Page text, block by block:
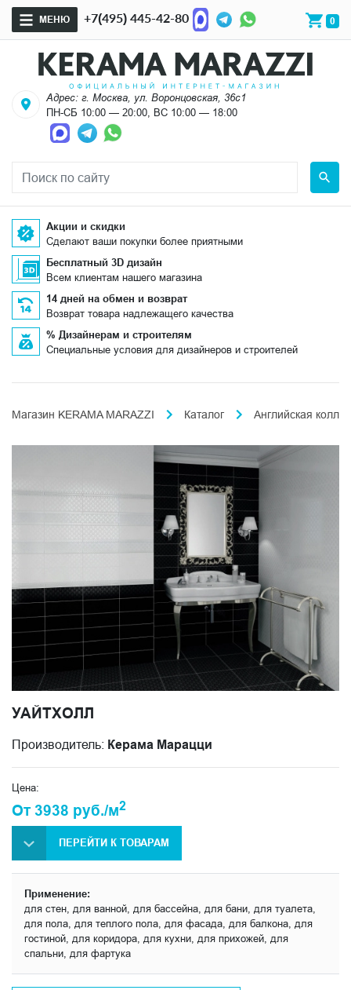
МЕНЮ +7(495) 445-42-80 0
Адрес: г. Москва, ул. Воронцовская, 36с1
ПН-СБ 10:00 — 20:00, ВС 10:00 — 18:00
Акции и скидки
Сделают ваши покупки более приятными
Бесплатный 3D дизайн
Всем клиентам нашего магазина
14 дней на обмен и возврат
Возврат товара надлежащего качества
% Дизайнерам и строителям
Специальные условия для дизайнеров и строителей
Магазин KERAMA MARAZZI Каталог Английская
УАЙТХОЛЛ
Производитель: Керама Марацци
Цена:
От 3938 руб./м2
ПЕРЕЙТИ К ТОВАРАМ
Применение:
для стен, для ванной, для бассейна, для бани, для туалета,
для пола, для теплого пола, для фасада, для балкона, для
гостиной, для коридора, для кухни, для прихожей, для
спальни, для фартука